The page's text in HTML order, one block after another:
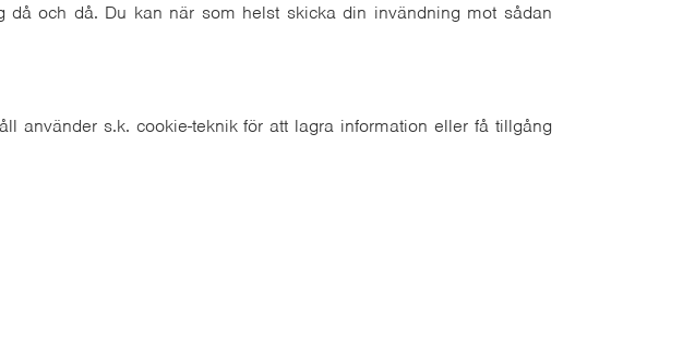
och då. Du kan när som helst skicka din invändning mot sådan
använder s.k. cookie-teknik för att lagra information eller få tillgång